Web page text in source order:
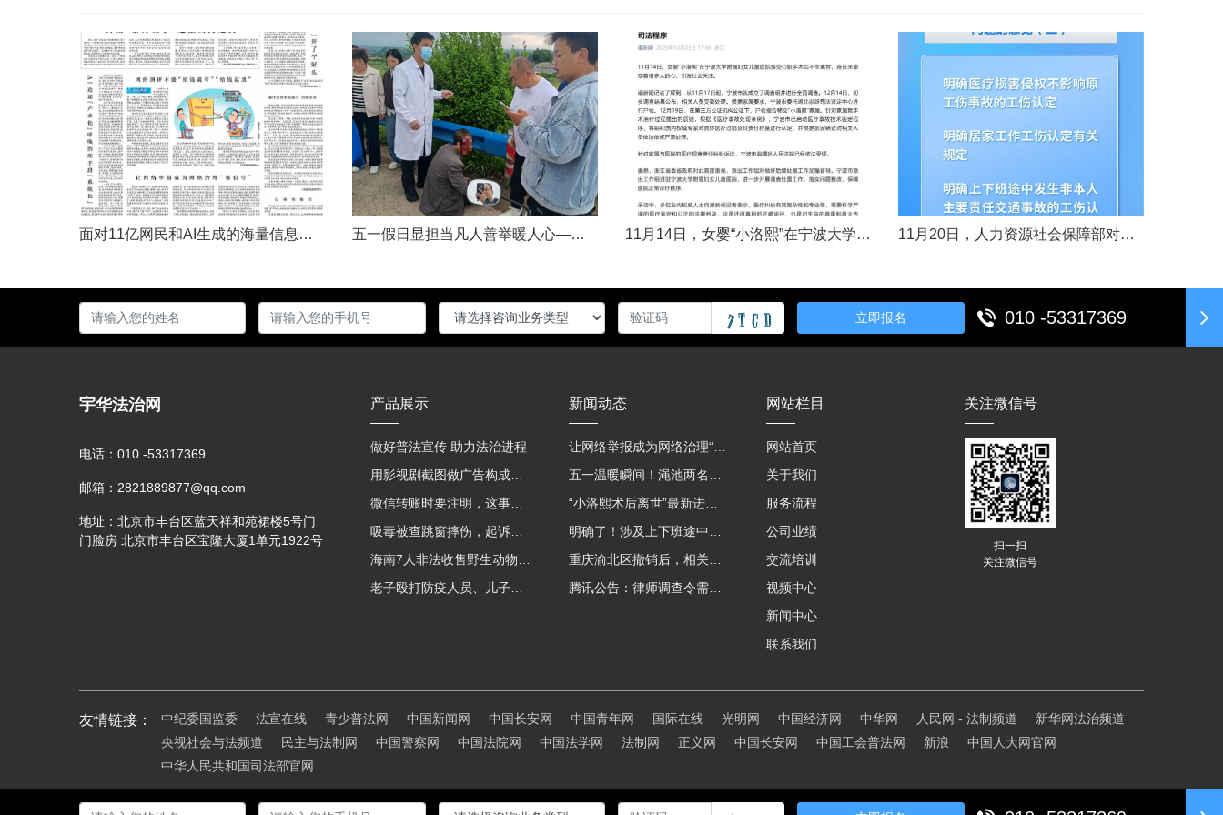
面对11亿网民和AI生成的海量信息，如何更有效地打击色情、赌博、侵权、谣言等不良信息，确保网民的安全感和获得感持续“在线”？对这一网络治理之问，网信部门给出了清晰答案：用好网络举报这一关键抓手，推动“被动受理”转向“主动共治”，让群众监督的“微光”汇聚成净化网络生态的“洪流”。网络空间点多、线长、面广，平台规则再严密，监管部门再“给力”，也会有偶尔覆盖不到的角落。然而，在人民群众的敏锐感知面前，不...... 五一假日显担当凡人善举暖人心——渑池两名公职人员路遇车祸紧急施救2026年5月2日，五一假期期间，渑池县林业局职工范文杰、城管局职工关磊途经洛宁县景阳镇孙洞村时，偶遇一起交通事故。现场汽车与电动车相撞，骑行车主倒地受伤、头部流血，情况十分危急。危急时刻，二人毫不犹豫靠边停车，迅速上前查看伤情、安抚伤者，现场设置警戒防范二次事故，同步拨打120、110并联系伤者家属，全程坚守陪护、有序处置。直至家属...... 11月14日，女婴“小洛熙”在宁波大学附属妇女儿童医院接受心脏手术后不幸离世，连日来牵动着很多人的心，引发社会关注。记者了解到，从11月17日起，宁波市就成立了调查组并进行全面调查。12月14日，初步调查结果公布，相关人员受到处理。根据家属要求，宁波市委托湖北崇新司法鉴定中心进行尸检。12月19日，在第三方公证机构公证下，尸检报告移交“小洛熙”家属。针对家属就手术治疗过程提出的质疑，根据《医疗事故...... 11月20日，人力资源社会保障部对外发布关于执行《工伤保险条例》若干问题的意见（三），进一步解决工伤保险实践问题，更好保障职工和用人单位合法权益。意见（三）明确职工工伤医疗救治中受到医疗侵权、居家工作、上下班途中发生非本人主要责任交通事故等5类情形工伤认定及认定依据。其中包括：职工因工作原因受到事故伤害或患职业病，在治疗过程中，医疗机构的医疗侵权并不影响原工伤事故或职业病的工伤认定；按照单位安排居......
立即报名 010 -53317369
宇华法治网
电话： 010 -53317369
邮箱： 2821889877@qq.com
地址： 北京市丰台区蓝天祥和苑裙楼5号门
门脸房 北京市丰台区宝隆大厦1单元1922号
产品展示
做好普法宣传 助力法治进程
新闻动态
“小洛熙术后离世”最新进展：医疗事故鉴定已启动
腾讯公告：律师调查令需要写明法官手机号，2025年12月31日后施行
网站栏目
网站首页
关于我们
服务流程
公司业绩
交流培训
视频中心
新闻中心
联系我们
关注微信号
扫一扫
关注微信号
友情链接： 中纪委国监委 法宣在线 青少普法网 中国新闻网 中国长安网 中国青年网 国际在线 光明网 中国经济网 中华网 人民网 - 法制频道
新华网法治频道
央视社会与法频道
民主与法制网 中国警察网 中国法院网 中国法学网 法制网 正义网 中国长安网 中国工会普法网 新浪
中国人大网官网
中华人民共和国司法部官网